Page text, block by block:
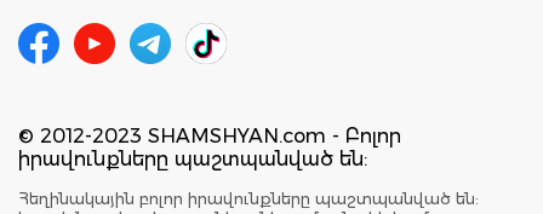
© 2012-2023 SHAMSHYAN.com - Բոլոր
իրավունքները պաշտպանված են:
Հեղինակային բոլոր իրավունքները պաշտպանված են: